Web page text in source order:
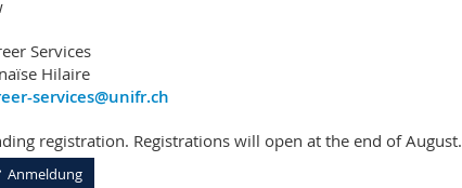
Services
Hilaire
services@unifr.ch
registration. Registrations will open at the end of August.
Anmeldung